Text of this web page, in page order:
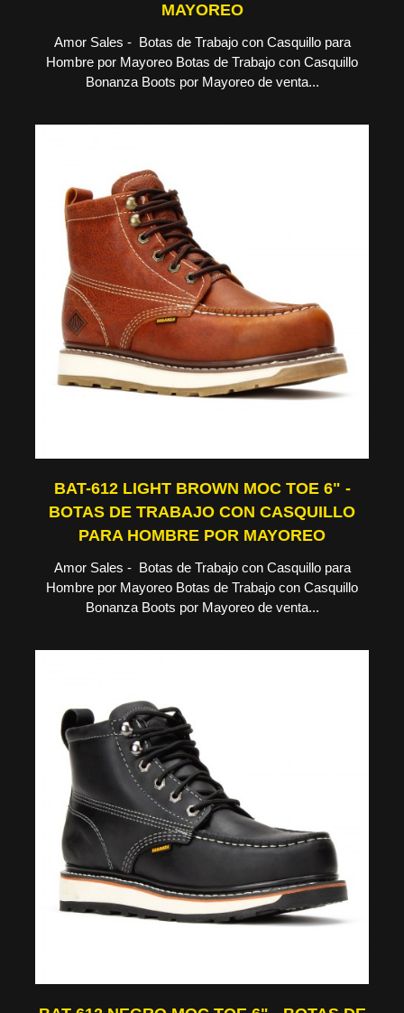
MAYOREO
Amor Sales - Botas de Trabajo con Casquillo para
Hombre por Mayoreo Botas de Trabajo con Casquillo
Bonanza Boots por Mayoreo de venta...
BAT-612 LIGHT BROWN MOC TOE 6" -
BOTAS DE TRABAJO CON CASQUILLO
PARA HOMBRE POR MAYOREO
Amor Sales - Botas de Trabajo con Casquillo para
Hombre por Mayoreo Botas de Trabajo con Casquillo
Bonanza Boots por Mayoreo de venta...